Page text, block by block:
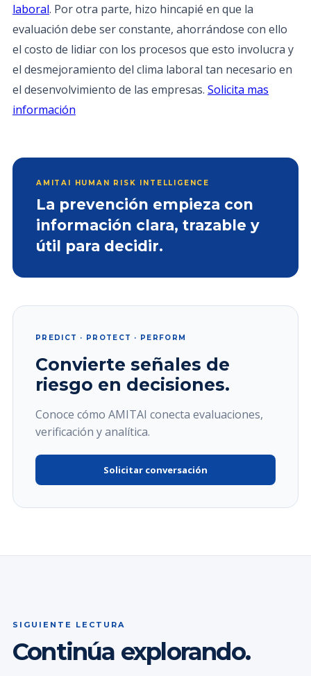
laboral. Por otra parte, hizo hincapié en que la
evaluación debe ser constante, ahorrándose con ello
el costo de lidiar con los procesos que esto involucra y
el desmejoramiento del clima laboral tan necesario en
el desenvolvimiento de las empresas. Solicita mas
información
AMITAI HUMAN RISK INTELLIGENCE
La prevención empieza con
información clara, trazable y
útil para decidir.
PREDICT · PROTECT · PERFORM
Convierte señales de
riesgo en decisiones.
Conoce cómo AMITAI conecta evaluaciones,
verificación y analítica.
Solicitar conversación
SIGUIENTE LECTURA
Continúa explorando.